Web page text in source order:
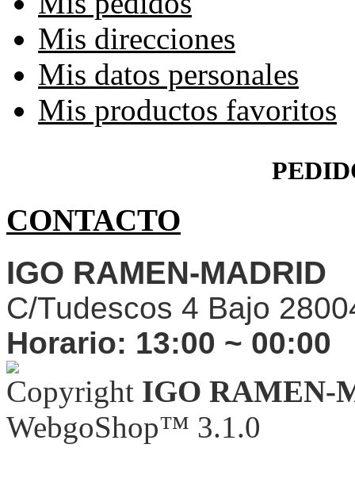
Mis direcciones
Mis datos personales
Mis productos favoritos
CONTACTO
IGO RAMEN-MADRID
C/Tudescos 4 Bajo
Horario: 13:00 ~ 00:00
Copyright IGO RAMEN-
WebgoShop™ 3.1.0